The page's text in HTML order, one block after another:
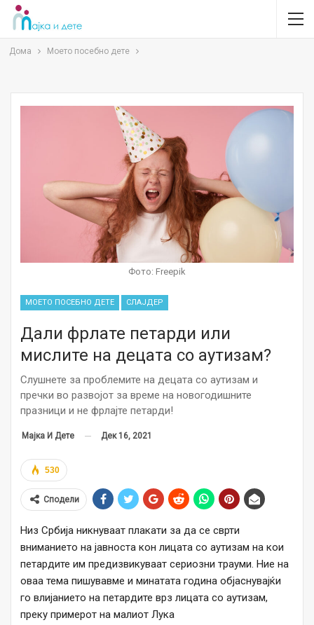
Дома Моето посебно дете
Фото: Freepik
МОЕТО ПОСЕБНО ДЕТЕ СЛАЈДЕР
Дали фрлате петарди или
мислите на децата со аутизам?
Слушнете за проблемите на децата со аутизам и
пречки во развојот за време на новогодишните
празници и не фрлајте петарди!
Мајка И Дете Дек 16, 2021
530
Сподели
Низ Србија никнуваат плакати за да се сврти
вниманието на јавноста кон лицата со аутизам на кои
петардите им предизвикуваат сериозни трауми. Ние на
оваа тема пишувавме и минатата година објаснувајќи
го влијанието на петардите врз лицата со аутизам,
преку примерот на малиот Лука